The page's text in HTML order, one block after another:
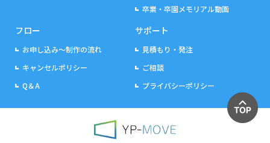
卒業・卒園メモリアル動画
フロー
お申し込み～制作の流れ
キャンセルポリシー
Q＆A
サポート
見積もり・発注
ご相談
プライバシーポリシー